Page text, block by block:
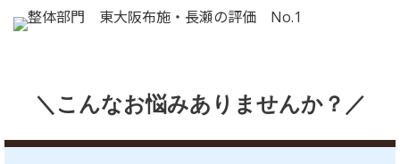
＼こんなお悩みありませんか？／